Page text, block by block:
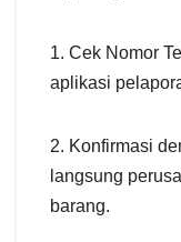
1. Cek Nomor
aplikasi
2. Konfirmasi
langsung
barang.